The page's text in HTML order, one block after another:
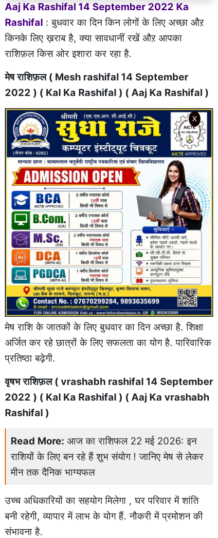
Aaj Ka Rashifal 14 September 2022 Ka
Rashifal : बुधवार का दिन किन लोगों के लिए अच्छा औऱ
किनके लिए ख़राब है, क्या सावधानीं रखें औऱ आपका
राशिफ़ल किस ओर इशारा कर रहा है.
मेष राशिफ़ल ( Mesh rashifal 14 September
2022 ) ( Kal Ka Rashifal ) ( Aaj Ka Rashifal )
मेष राशि के जातकों के लिए बुधवार का दिन अच्छा है. शिक्षा
अर्जित कर रहे छात्रों के लिए सफलता का योग है. पारिवारिक
प्रतिष्ठा बढ़ेगी.
X
वृषभ राशिफ़ल ( vrashabh rashifal 14 September
2022 ) ( Kal Ka Rashifal ) ( Aaj Ka vrashabh
Rashifal )
Read More: आज का राशिफल 22 मई 2026: इन
राशियों के लिए बन रहे हैं शुभ संयोग ! जानिए मेष से लेकर
मीन तक दैनिक भाग्यफल
उच्च अधिकारियों का सहयोग मिलेगा , घर परिवार में शांति
बनी रहेगी, व्यापार में लाभ के योग हैं. नौकरी में प्रमोशन की
संभावना है.